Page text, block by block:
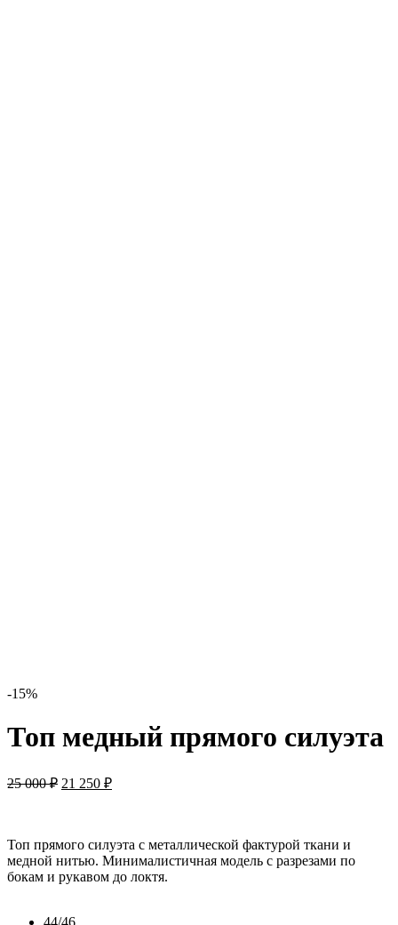
-15%
Топ медный прямого силуэта
25 000₽ 21 250 ₽
Топ прямого силуэта с металлической фактурой ткани и
медной нитью. Минималистичная модель с разрезами по
бокам и рукавом до локтя.
44/46